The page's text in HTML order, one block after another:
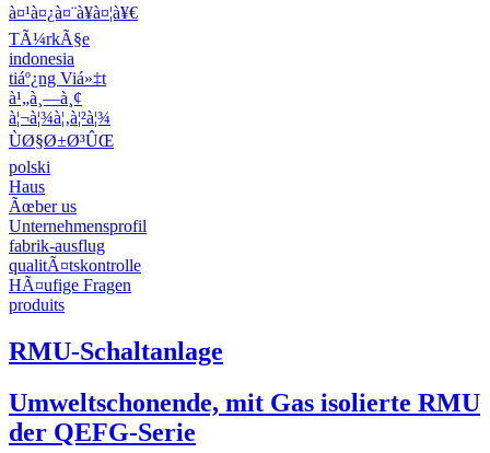
à¤¹à¤¿à¤¨à¥à¤¦à¥€
TÃ¼rkÃ§e
indonesia
tiáº¿ng Viá»‡t
à¹„à¸—à¸¢
à¦¬à¦¾à¦‚à¦²à¦¾
ÙØ§Ø±Ø³ÛŒ
polski
Haus
Ãœber us
Unternehmensprofil
fabrik-ausflug
qualitÃ¤tskontrolle
HÃ¤ufige Fragen
produits
RMU-Schaltanlage
Umweltschonende, mit Gas isolierte RMU
der QEFG-Serie